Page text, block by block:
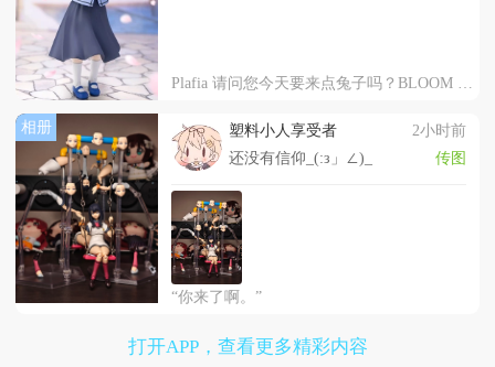
Plafia 请问您今天要来点兔子吗？BLOOM 智乃
相册 塑料小人享受者
2小时前
还没有信仰_(:з」∠)_
传图
“你来了啊。”
打开APP，查看更多精彩内容